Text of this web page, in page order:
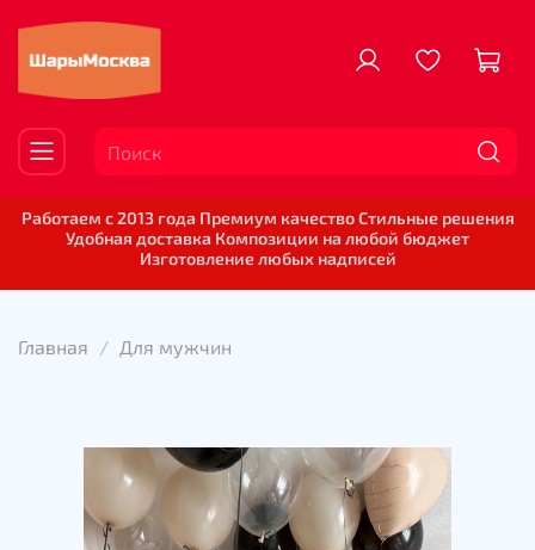
Работаем с 2013 года Премиум качество Стильные решения
Удобная доставка Композиции на любой бюджет
Изготовление любых надписей
Главная Для мужчин